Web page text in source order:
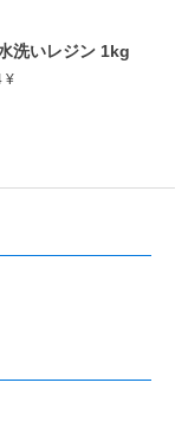
洗いレジン 1kg
¥